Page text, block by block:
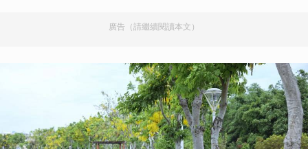
廣告（請繼續閱讀本文）